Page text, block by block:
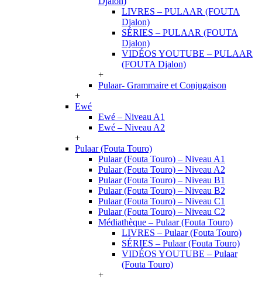
LIVRES – PULAAR (FOUTA
Djalon)
SÉRIES – PULAAR (FOUTA
Djalon)
VIDÉOS YOUTUBE – PULAAR
(FOUTA Djalon)
+
Pulaar- Grammaire et Conjugaison
+
Ewé
Ewé – Niveau A1
Ewé – Niveau A2
+
Pulaar (Fouta Touro)
Pulaar (Fouta Touro) – Niveau A1
Pulaar (Fouta Touro) – Niveau A2
Pulaar (Fouta Touro) – Niveau B1
Pulaar (Fouta Touro) – Niveau B2
Pulaar (Fouta Touro) – Niveau C1
Pulaar (Fouta Touro) – Niveau C2
Médiathèque – Pulaar (Fouta Touro)
LIVRES – Pulaar (Fouta Touro)
SÉRIES – Pulaar (Fouta Touro)
VIDÉOS YOUTUBE – Pulaar
(Fouta Touro)
+